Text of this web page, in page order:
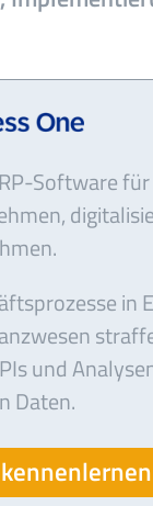
Software
in
und
Daten.